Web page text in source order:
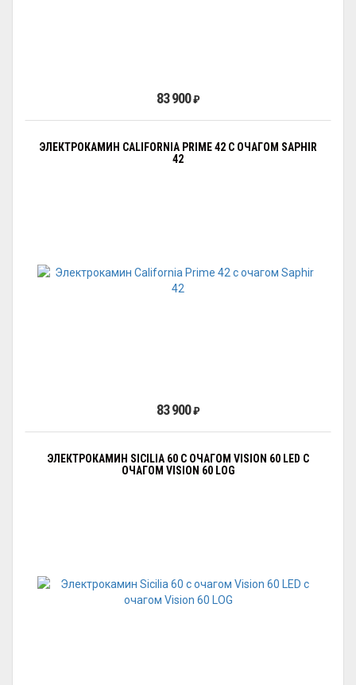
83 900₽
ЭЛЕКТРОКАМИН CALIFORNIA PRIME 42 С ОЧАГОМ SAPHIR
42
83 900₽
ЭЛЕКТРОКАМИН SICILIA 60 С ОЧАГОМ VISION 60 LED С
ОЧАГОМ VISION 60 LOG